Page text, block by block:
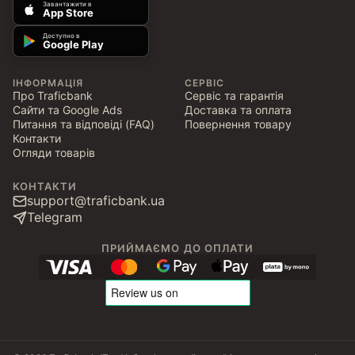
Завантажити в
App Store
Доступно в
Google Play
ІНФОРМАЦІЯ
Про Traficbank
Сайти та Google Ads
Питання та відповіді (FAQ)
Контакти
Огляди товарів
СЕРВІС
Сервіс та гарантія
Доставка та оплата
Повернення товару
КОНТАКТИ
support@traficbank.ua
Telegram
ПРИЙМАЄМО ДО ОПЛАТИ